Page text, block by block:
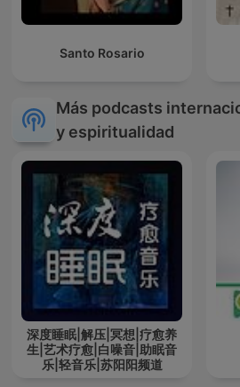
Santo Rosario
Más podcasts
y espiritualidad
深度睡眠|解压|冥想|疗愈养
生|艺术疗愈|白噪音|助眠音
乐|轻音乐|苏阳阳频道